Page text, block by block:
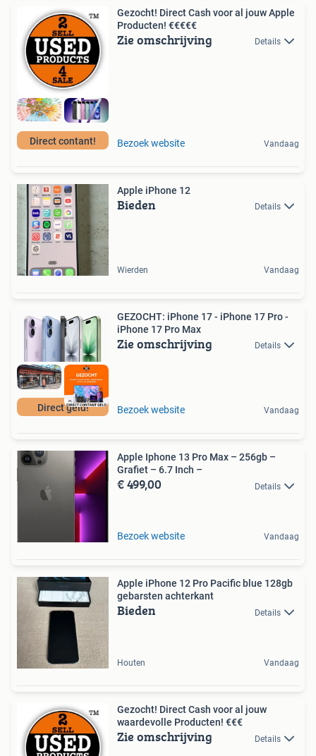
Direct contant!
Gezocht! Direct Cash voor al jouw Apple
Producten! €€€€€
Zie omschrijving Details
Bezoek website Vandaag
Apple iPhone 12
Bieden Details
Wierden Vandaag
Direct geld!
GEZOCHT: iPhone 17 - iPhone 17 Pro -
iPhone 17 Pro Max
Zie omschrijving Details
Bezoek website Vandaag
Apple Iphone 13 Pro Max – 256gb –
Grafiet – 6.7 Inch –
€ 499,00 Details
Bezoek website Vandaag
Apple iPhone 12 Pro Pacific blue 128gb
gebarsten achterkant
Bieden Details
Houten Vandaag
Gezocht! Direct Cash voor al jouw
waardevolle Producten! €€€
Zie omschrijving Details